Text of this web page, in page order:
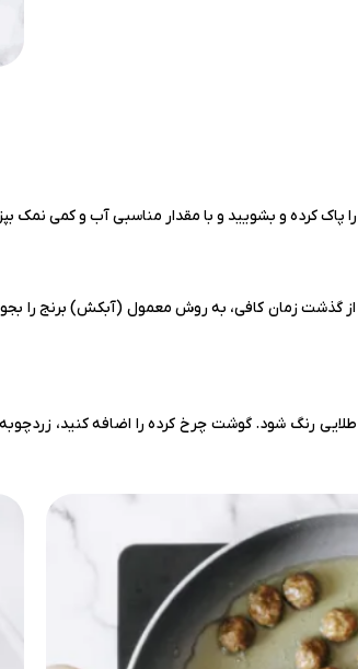
پاک کرده و بشویید و با مقدار مناسبی آب و کمی نمک
زمان کافی، به روش معمول (آبکش) برنج را
طلایی رنگ شود. گوشت چرخ کرده را اضافه کنید،